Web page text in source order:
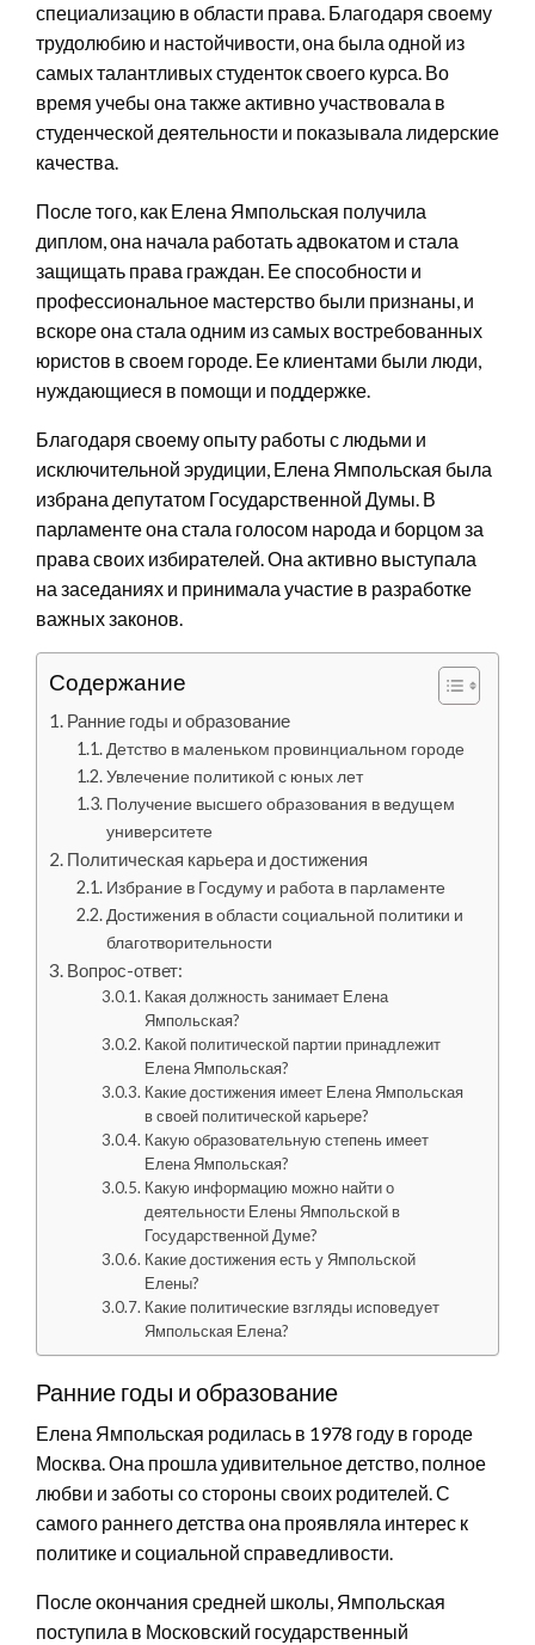
специализацию в области права. Благодаря своему
трудолюбию и настойчивости, она была одной из
самых талантливых студенток своего курса. Во
время учебы она также активно участвовала в
студенческой деятельности и показывала лидерские
качества.
После того, как Елена Ямпольская получила
диплом, она начала работать адвокатом и стала
защищать права граждан. Ее способности и
профессиональное мастерство были признаны, и
вскоре она стала одним из самых востребованных
юристов в своем городе. Ее клиентами были люди,
нуждающиеся в помощи и поддержке.
Благодаря своему опыту работы с людьми и
исключительной эрудиции, Елена Ямпольская была
избрана депутатом Государственной Думы. В
парламенте она стала голосом народа и борцом за
права своих избирателей. Она активно выступала
на заседаниях и принимала участие в разработке
важных законов.
Содержание
Ранние годы и образование
Детство в маленьком провинциальном городе
Увлечение политикой с юных лет
Получение высшего образования в ведущем
университете
Политическая карьера и достижения
Избрание в Госдуму и работа в парламенте
Достижения в области социальной политики и
благотворительности
Вопрос-ответ:
Какая должность занимает Елена
Ямпольская?
Какой политической партии принадлежит
Елена Ямпольская?
Какие достижения имеет Елена Ямпольская
в своей политической карьере?
Какую образовательную степень имеет
Елена Ямпольская?
Какую информацию можно найти о
деятельности Елены Ямпольской в
Государственной Думе?
Какие достижения есть у Ямпольской
Елены?
Какие политические взгляды исповедует
Ямпольская Елена?
Ранние годы и образование
Елена Ямпольская родилась в 1978 году в городе
Москва. Она прошла удивительное детство, полное
любви и заботы со стороны своих родителей. С
самого раннего детства она проявляла интерес к
политике и социальной справедливости.
После окончания средней школы, Ямпольская
поступила в Московский государственный